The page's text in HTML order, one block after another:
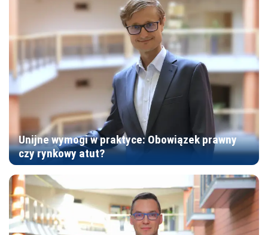
Unijne wymogi w praktyce: Obowiązek prawny
czy rynkowy atut?